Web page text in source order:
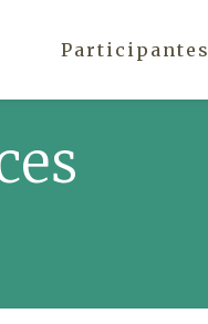
Participantes